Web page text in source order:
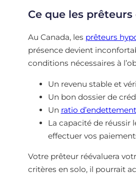
Ce que les
Au Canada, les prêteurs
présence devient
conditions nécessaires à
Un revenu stable et
Un bon dossier de
Un ratio d’endettement
La capacité de réussir
effectuer vos
Votre prêteur réévaluera
critères en solo, il pourrait